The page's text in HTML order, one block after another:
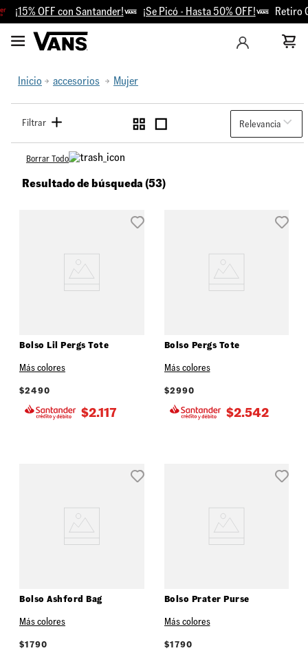
OFF con Santander! ¡Se Picó - Hasta 50% OFF! Retiro
Inicio accesorios Mujer
Filtrar Relevancia
Borrar Todo
Resultado de búsqueda (53)
Bolso Lil Pergs Tote
Más colores
$2490
$2.117
Bolso Pergs Tote
Más colores
$2990
$2.542
Bolso Ashford Bag
Más colores
$1790
Bolso Prater Purse
Más colores
$1790